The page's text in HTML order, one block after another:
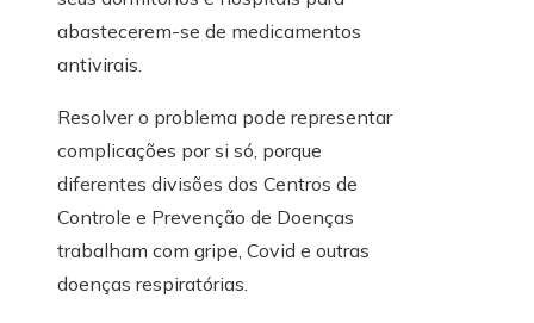
abastecerem-se de medicamentos
antivirais.
Resolver o problema pode representar
complicações por si só, porque
diferentes divisões dos Centros de
Controle e Prevenção de Doenças
trabalham com gripe, Covid e outras
doenças respiratórias.